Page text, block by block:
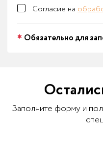
Согласие на
Обязательно для
Заполните форму и